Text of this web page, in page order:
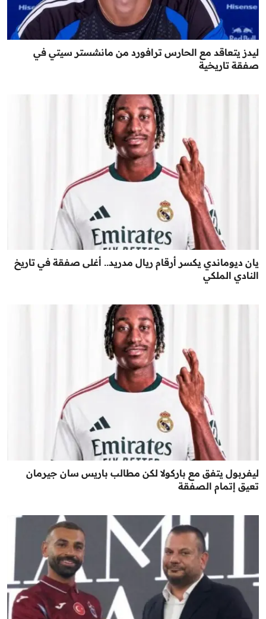
ليدز يتعاقد مع الحارس ترافورد من مانشستر سيتي في
صفقة تاريخية
يان ديوماندي يكسر أرقام ريال مدريد.. أغلى صفقة في تاريخ
النادي الملكي
ليفربول يتفق مع باركولا لكن مطالب باريس سان جيرمان
تعيق إتمام الصفقة